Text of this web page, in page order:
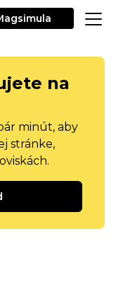
na
minút, aby
stránke,